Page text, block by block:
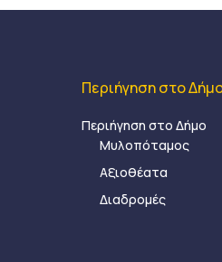
Περιήγηση στο
Περιήγηση στο Δήμο
Μυλοπόταμος
Αξιοθέατα
Διαδρομές